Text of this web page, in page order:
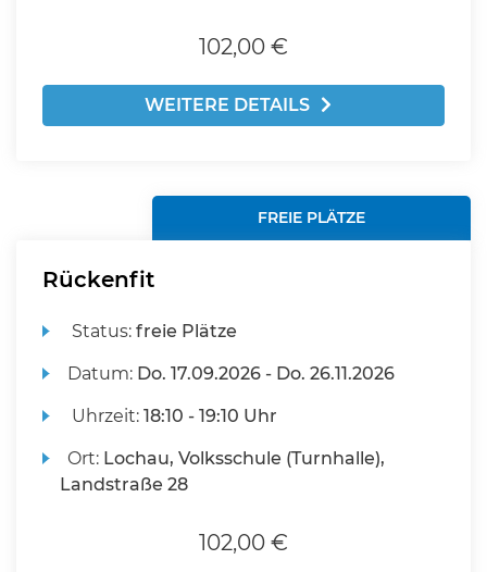
102,00 €
WEITERE DETAILS
FREIE PLÄTZE
Rückenfit
Status:freie Plätze
Datum: Do. 17.09.2026 - Do. 26.11.2026
Uhrzeit:18:10 - 19:10 Uhr
Ort: Lochau, Volksschule (Turnhalle),
Landstraße 28
102,00 €